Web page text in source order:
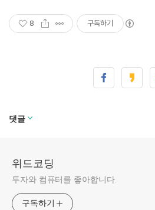
8 구독하기
댓글
위드코딩
투자와 컴퓨터를 좋아합니다.
구독하기